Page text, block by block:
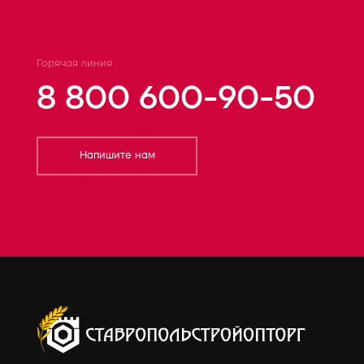
Горячая линия
8 800 600-90-50
Напишите нам